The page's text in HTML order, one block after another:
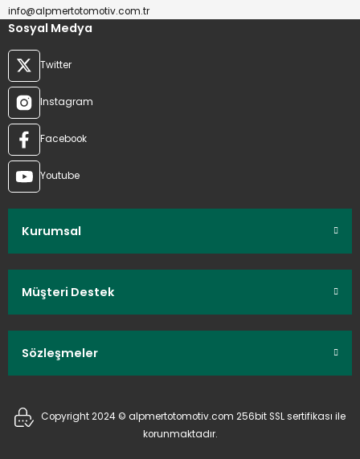
info@alpmertotomotiv.com.tr
Sosyal Medya
Twitter
Instagram
Facebook
Youtube
Kurumsal
Müşteri Destek
Sözleşmeler
Copyright 2024 © alpmertotomotiv.com 256bit SSL sertifikası ile
korunmaktadır.